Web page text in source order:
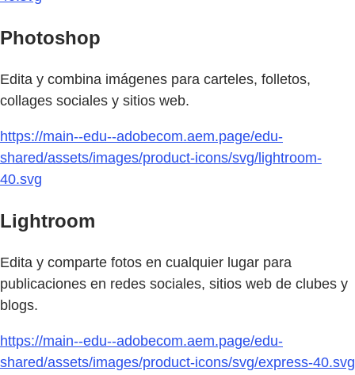
Photoshop
Edita y combina imágenes para carteles, folletos,
collages sociales y sitios web.
https://main--edu--adobecom.aem.page/edu-
shared/assets/images/product-icons/svg/lightroom-
40.svg
Lightroom
Edita y comparte fotos en cualquier lugar para
publicaciones en redes sociales, sitios web de clubes y
blogs.
https://main--edu--adobecom.aem.page/edu-
shared/assets/images/product-icons/svg/express-40.svg